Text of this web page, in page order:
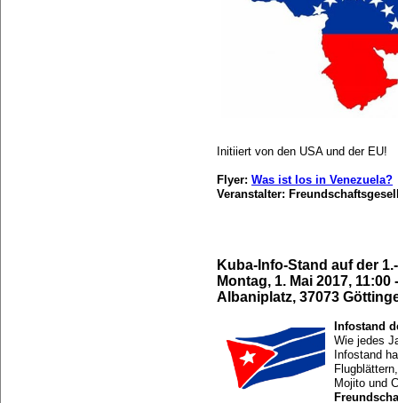
Initiiert von den USA und der EU!
Flyer: Was ist los in Venezuela?
Veranstalter:
Kuba-Info-Stand auf der
Montag, 1. Mai 2017, 11:00
Albaniplatz, 37073
Infostand
Wie jedes
Infostand
Mojito und